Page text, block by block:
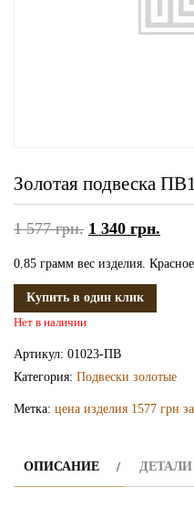
Золотая подвеска
1 577грн. 1 340 грн.
0.85 грамм вес изделия.
Купить в один клик
Нет в наличии
Артикул: 01023-ПВ
Категория: Подвески золотые
Метка: цена изделия 1577 грн
ОПИСАНИЕ ДЕТАЛИ